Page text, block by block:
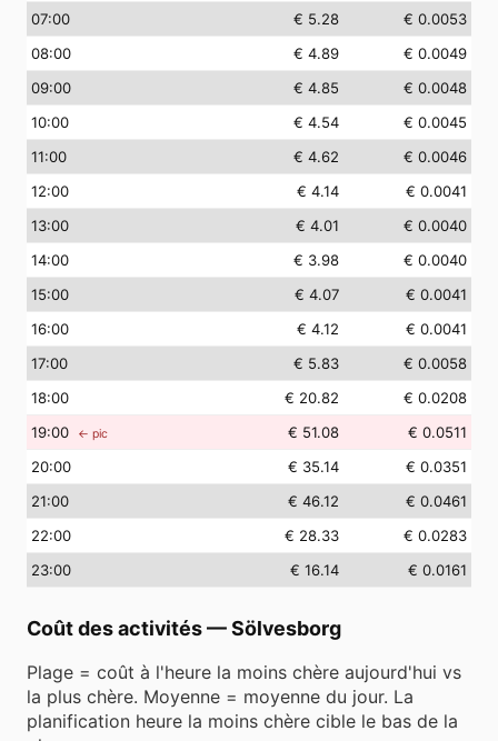
07:00 € 5.28
€ 0.0053
08:00 € 4.89
€ 0.0049
09:00 € 4.85
€ 0.0048
10:00 € 4.54
€ 0.0045
11:00 € 4.62
€ 0.0046
12:00 € 4.14
€ 0.0041
13:00 € 4.01
€ 0.0040
14:00 € 3.98
€ 0.0040
15:00 € 4.07
€ 0.0041
16:00 € 4.12
€ 0.0041
17:00 € 5.83
€ 0.0058
18:00 € 20.82
€ 0.0208
19:00 ← pic € 51.08
€ 0.0511
20:00 € 35.14
€ 0.0351
21:00 € 46.12
€ 0.0461
22:00 € 28.33
€ 0.0283
23:00 € 16.14 € 0.0161
Coût des activités—Sölvesborg
Plage = coût à l'heure la moins chère aujourd'hui vs
la plus chère. Moyenne = moyenne du jour. La
planification heure la moins chère cible le bas de la